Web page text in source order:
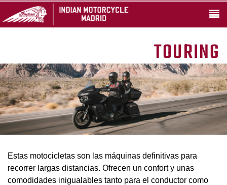
TOURING
Estas motocicletas son las máquinas definitivas para
recorrer largas distancias. Ofrecen un confort y unas
comodidades inigualables tanto para el conductor como